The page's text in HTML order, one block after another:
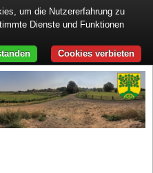
um die Nutzererfahrung zu
Dienste und Funktionen
Cookies verbieten